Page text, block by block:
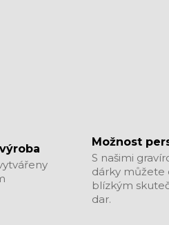
Možnost
S našimi
dárky můžete
blízkým
dar.